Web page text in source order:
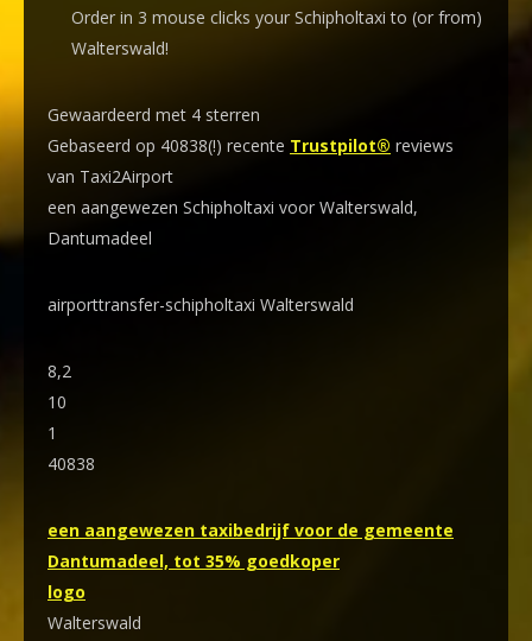
Order in 3 mouse clicks your Schipholtaxi to (or from)
Walterswald!
Gewaardeerd met 4 sterren
Gebaseerd op 40838(!) recente Trustpilot® reviews
van Taxi2Airport
een aangewezen Schipholtaxi voor Walterswald,
Dantumadeel
airporttransfer-schipholtaxi Walterswald
8,2
10
1
40838
een aangewezen taxibedrijf voor de gemeente
Dantumadeel, tot 35% goedkoper
logo
Walterswald